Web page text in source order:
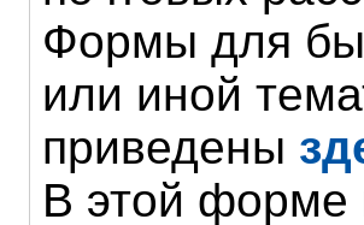
Формы для
или иной
приведены
В этой форме